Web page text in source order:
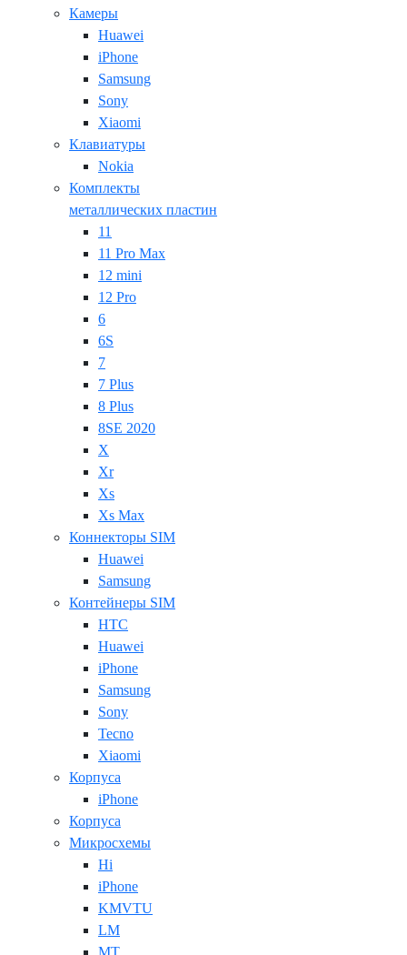
Камеры
Huawei
iPhone
Samsung
Sony
Xiaomi
Клавиатуры
Nokia
Комплекты
металлических пластин
11
11 Pro Max
12 mini
12 Pro
6
6S
7
7 Plus
8 Plus
8SE 2020
X
Xr
Xs
Xs Max
Коннекторы SIM
Huawei
Samsung
Контейнеры SIM
HTC
Huawei
iPhone
Samsung
Sony
Tecno
Xiaomi
Корпуса
iPhone
Корпуса
Микросхемы
Hi
iPhone
KMVTU
LM